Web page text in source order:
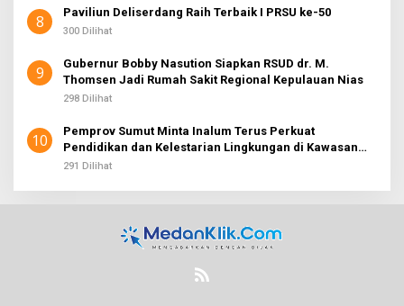
8 Paviliun Deliserdang Raih Terbaik I PRSU ke-50
300 Dilihat
9
Gubernur Bobby Nasution Siapkan RSUD dr. M.
Thomsen Jadi Rumah Sakit Regional Kepulauan Nias
298 Dilihat
10
Pemprov Sumut Minta Inalum Terus Perkuat
Pendidikan dan Kelestarian Lingkungan di Kawasan
Danau Toba
291 Dilihat